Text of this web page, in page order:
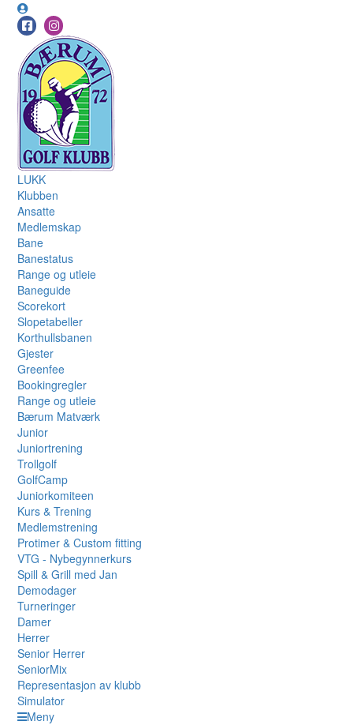
LUKK
Klubben
Ansatte
Medlemskap
Bane
Banestatus
Range og utleie
Baneguide
Scorekort
Slopetabeller
Korthullsbanen
Gjester
Greenfee
Bookingregler
Range og utleie
Bærum Matværk
Junior
Juniortrening
Trollgolf
GolfCamp
Juniorkomiteen
Kurs & Trening
Medlemstrening
Protimer & Custom fitting
VTG - Nybegynnerkurs
Spill & Grill med Jan
Demodager
Turneringer
Damer
Herrer
Senior Herrer
SeniorMix
Representasjon av klubb
Simulator
Meny